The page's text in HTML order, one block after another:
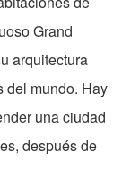
Grand
arquitectura
del mundo. Hay
una ciudad
después de